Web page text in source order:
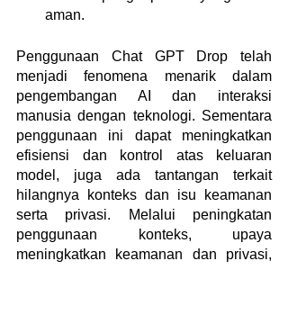
aman.
Penggunaan Chat GPT Drop telah
menjadi fenomena menarik dalam
pengembangan AI dan interaksi
manusia dengan teknologi. Sementara
penggunaan ini dapat meningkatkan
efisiensi dan kontrol atas keluaran
model, juga ada tantangan terkait
hilangnya konteks dan isu keamanan
serta privasi. Melalui peningkatan
penggunaan konteks, upaya
meningkatkan keamanan dan privasi,